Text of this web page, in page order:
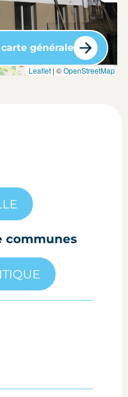
Leaflet| ©OpenStreetMap
générale
communes